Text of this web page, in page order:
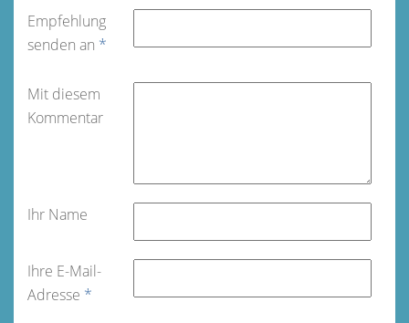
Empfehlung
senden an *
Mit diesem
Kommentar
Ihr Name
Ihre E-Mail-
Adresse *